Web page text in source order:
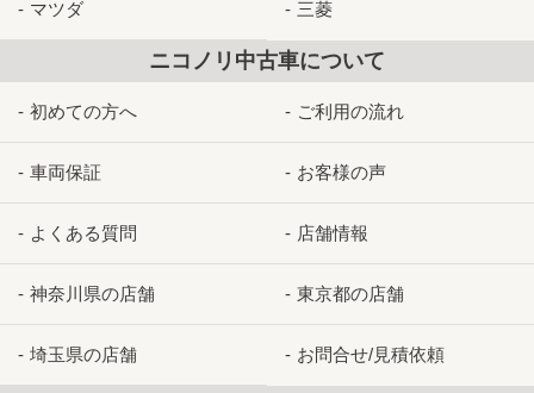
マツダ 三菱
ニコノリ中古車について
初めての方へ ご利用の流れ
車両保証 お客様の声
よくある質問 店舗情報
神奈川県の店舗 東京都の店舗
埼玉県の店舗 お問合せ/見積依頼